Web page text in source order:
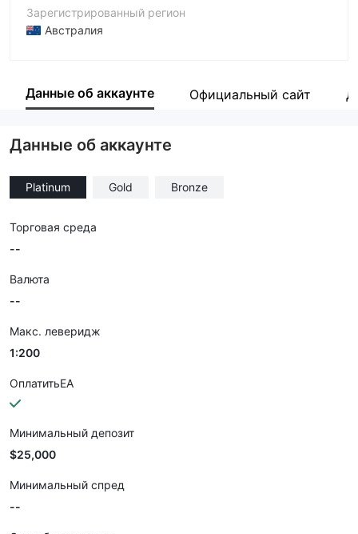
Зарегистрированный регион
Австралия
Компания
Данные об аккаунте Официальный сайт
Данные об аккаунте
Platinum Gold Bronze
Торговая среда
--
Валюта
--
Макс. леверидж
1:200
ОплатитьEA
Минимальный депозит
$25,000
Минимальный спред
--